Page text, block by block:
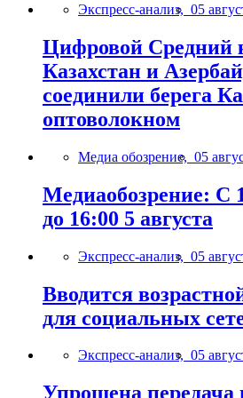
Экспресс-анализ, 05
Цифровой Средний
Казахстан и
соединили берега
оптоволокном
Медиа обозрение, 05
Медиаобозрение: С
до 16:00 5 августа
Экспресс-анализ, 05
Вводится
для социальных
Экспресс-анализ, 05
Упрощена передача